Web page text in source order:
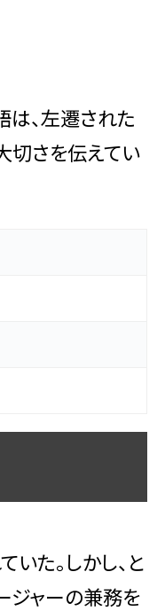
は、左遷された
切さを伝えてい
た。しかし、と
ジャーの兼務を